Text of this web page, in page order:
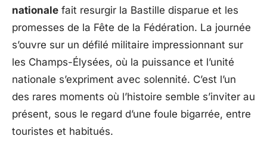
nationale fait resurgir la Bastille disparue et les
promesses de la Fête de la Fédération. La journée
s’ouvre sur un défilé militaire impressionnant sur
les Champs-Élysées, où la puissance et l’unité
nationale s’expriment avec solennité. C’est l’un
des rares moments où l’histoire semble s’inviter au
présent, sous le regard d’une foule bigarrée, entre
touristes et habitués.